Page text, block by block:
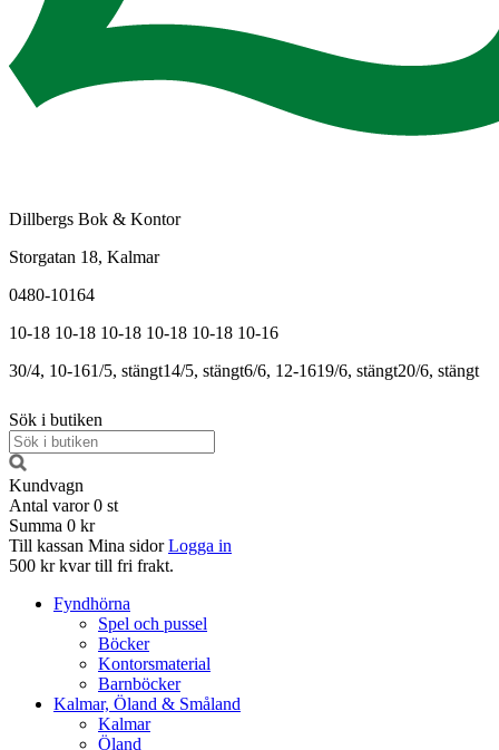
Dillbergs Bok & Kontor
Storgatan 18, Kalmar
0480-10164
10-18 10-18 10-18 10-18 10-18 10-16
30/4, 10-161/5, stängt14/5, stängt6/6, 12-1619/6, stängt20/6, stängt
Sök i butiken
Kundvagn
Antal varor 0 st
Summa 0 kr
Till kassan Mina sidor Logga in
500 kr kvar till fri frakt.
Fyndhörna
Spel och pussel
Böcker
Kontorsmaterial
Barnböcker
Kalmar, Öland & Småland
Kalmar
Öland